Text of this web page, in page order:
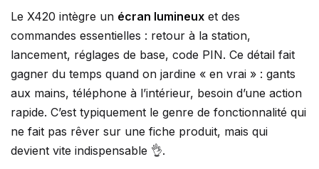
Le X420 intègre un écran lumineuxet des
commandes essentielles : retour à la station,
lancement, réglages de base, code PIN. Ce détail fait
gagner du temps quand on jardine « en vrai » : gants
aux mains, téléphone à l’intérieur, besoin d’une action
rapide. C’est typiquement le genre de fonctionnalité qui
ne fait pas rêver sur une fiche produit, mais qui
devient vite indispensable 👌.